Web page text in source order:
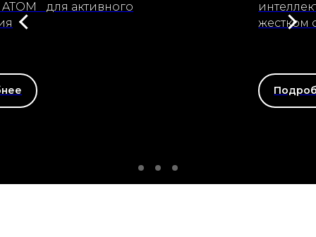
интеллектуальном слуховом аппарате на